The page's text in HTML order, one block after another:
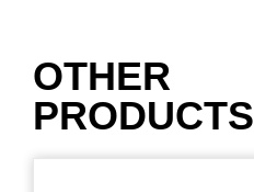
OTHER
PRODUCTS